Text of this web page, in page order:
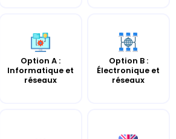
Option A :
Informatique et
réseaux
Option B :
Électronique et
réseaux